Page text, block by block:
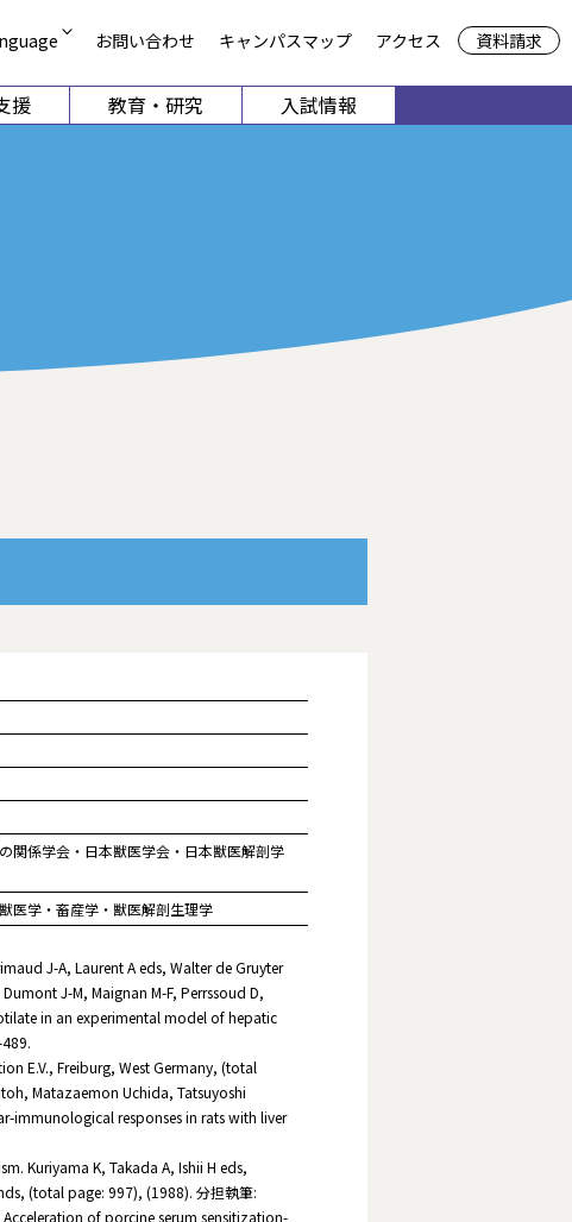
援 教育・研究 入試情報
の方
お問い合わせ キャンパスマップ アクセス 資料請求
関係学会・日本獣医学会・日本獣医解剖学
医学・畜産学・獣医解剖生理学
J-A, Laurent A eds, Walter de Gruyter
J-M, Maignan M-F, Perrssoud D,
in an experimental model of hepatic
E.V., Freiburg, West Germany, (total
Matazaemon Uchida, Tatsuyoshi
immunological responses in rats with liver
Kuriyama K, Takada A, Ishii H eds,
(total page: 997), (1988). 分担執筆:
of porcine serum sensitization-